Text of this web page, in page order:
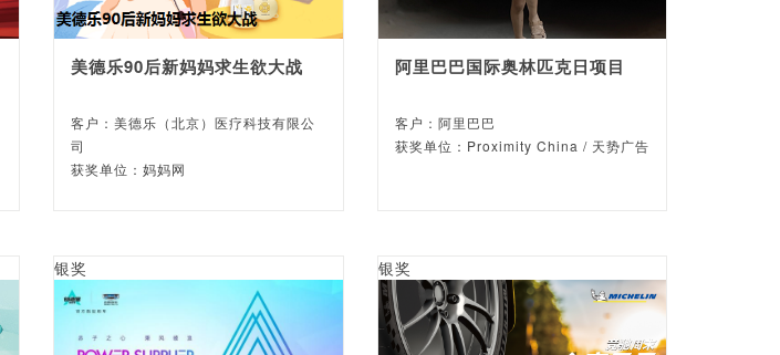
美德乐90后新妈妈求生欲大战
客户：美德乐（北京）医疗科技有限公
司
获奖单位：妈妈网
阿里巴巴国际奥林匹克日项目
客户：阿里巴巴
获奖单位：Proximity China / 天势广告
银奖 银奖